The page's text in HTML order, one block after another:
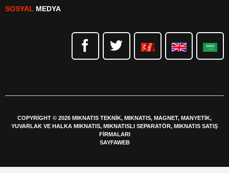
SOSYALMEDYA
COPYRIGHT © 2026 MIKNATIS TEKNIK, MIKNATIS, MAGNET, MANYETIK,
YUVARLAK VE HALKA MIKNATIS, MIKNATISLI SEPARATÖR, MIKNATIS SATIŞ
FIRMALARI
SAYFAWEB